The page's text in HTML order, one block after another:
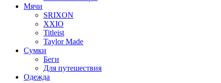
Мячи
SRIXON
XXIO
Titleist
Taylor Made
Сумки
Беги
Для путешествия
Одежда